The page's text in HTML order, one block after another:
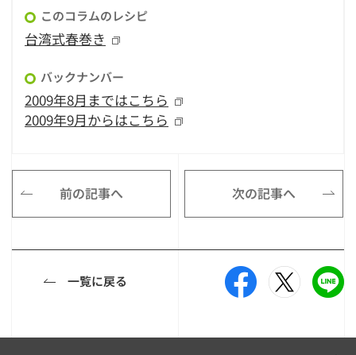
このコラムのレシピ
台湾式春巻き
バックナンバー
2009年8月まではこちら
2009年9月からはこちら
前の記事へ 次の記事へ
一覧に戻る